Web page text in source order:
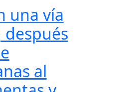
una vía
después
al